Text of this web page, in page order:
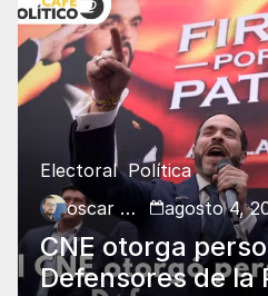
Electoral Política
oscar charry
agosto 4,
CNE otorga
Defensores de la